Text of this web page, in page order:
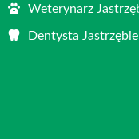
Weterynarz
Dentysta